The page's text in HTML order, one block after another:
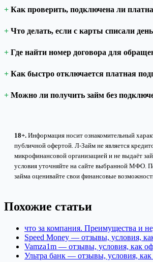
Как проверить, подключена ли
Что делать, если с карты списали
Где найти номер договора для
Как быстро отключается платная
Можно ли получить займ без
18+. Информация носит ознакомительный
публичной офертой. Л-Займ не является
микрофинансовой организацией и не выдаёт
условия уточняйте на сайте выбранной МФО.
займа оценивайте свои финансовые
Похожие статьи
что за компания. Преимущества и
Speed Money — отзывы, условия,
Vamza1m — отзывы, условия, как
Ультра банк — отзывы, условия,